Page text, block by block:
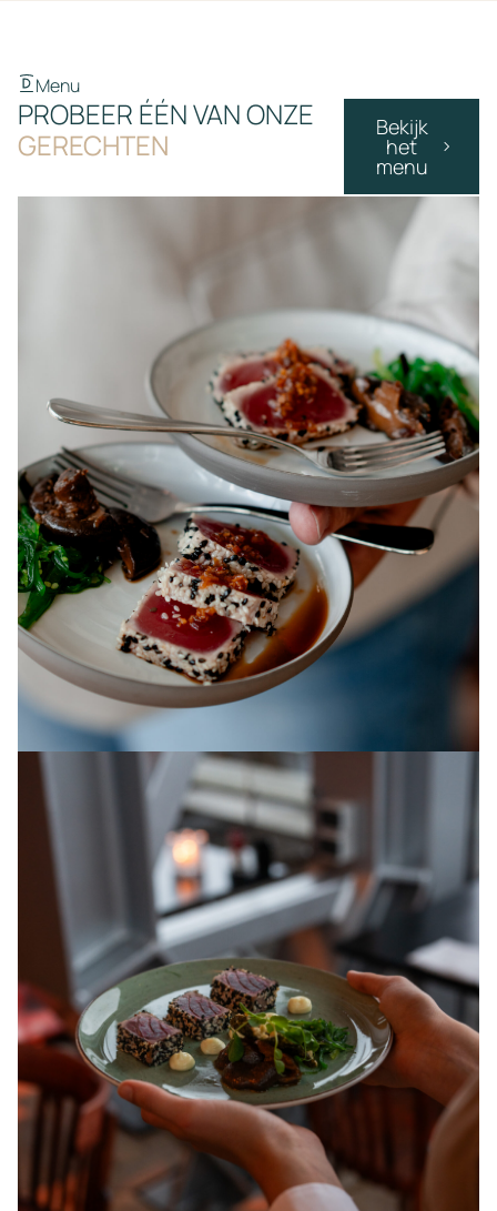
Menu
PROBEER ÉÉN VAN ONZE
GERECHTEN
Bekijk
het
menu